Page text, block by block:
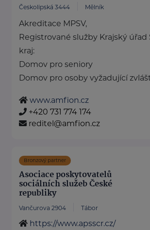
Českolipská 3444 Mělník
Akreditace MPSV,
Registrované služby Krajský
kraj:
Domov pro seniory
Domov pro osoby vyžadující
www.amfion.cz
+420 731 774 174
reditel@amfion.cz
Bronzový partner
Asociace poskytovatelů
sociálních služeb České
republiky
Vančurova 2904 Tábor
https://www.apsscr.cz/